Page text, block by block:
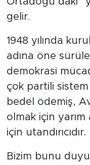
gelir.
1948 yılında
adına öne
demokrasi
çok partili
bedel ödemiş,
olmak için yarım
için utandırıcıdır.
Bizim bunu